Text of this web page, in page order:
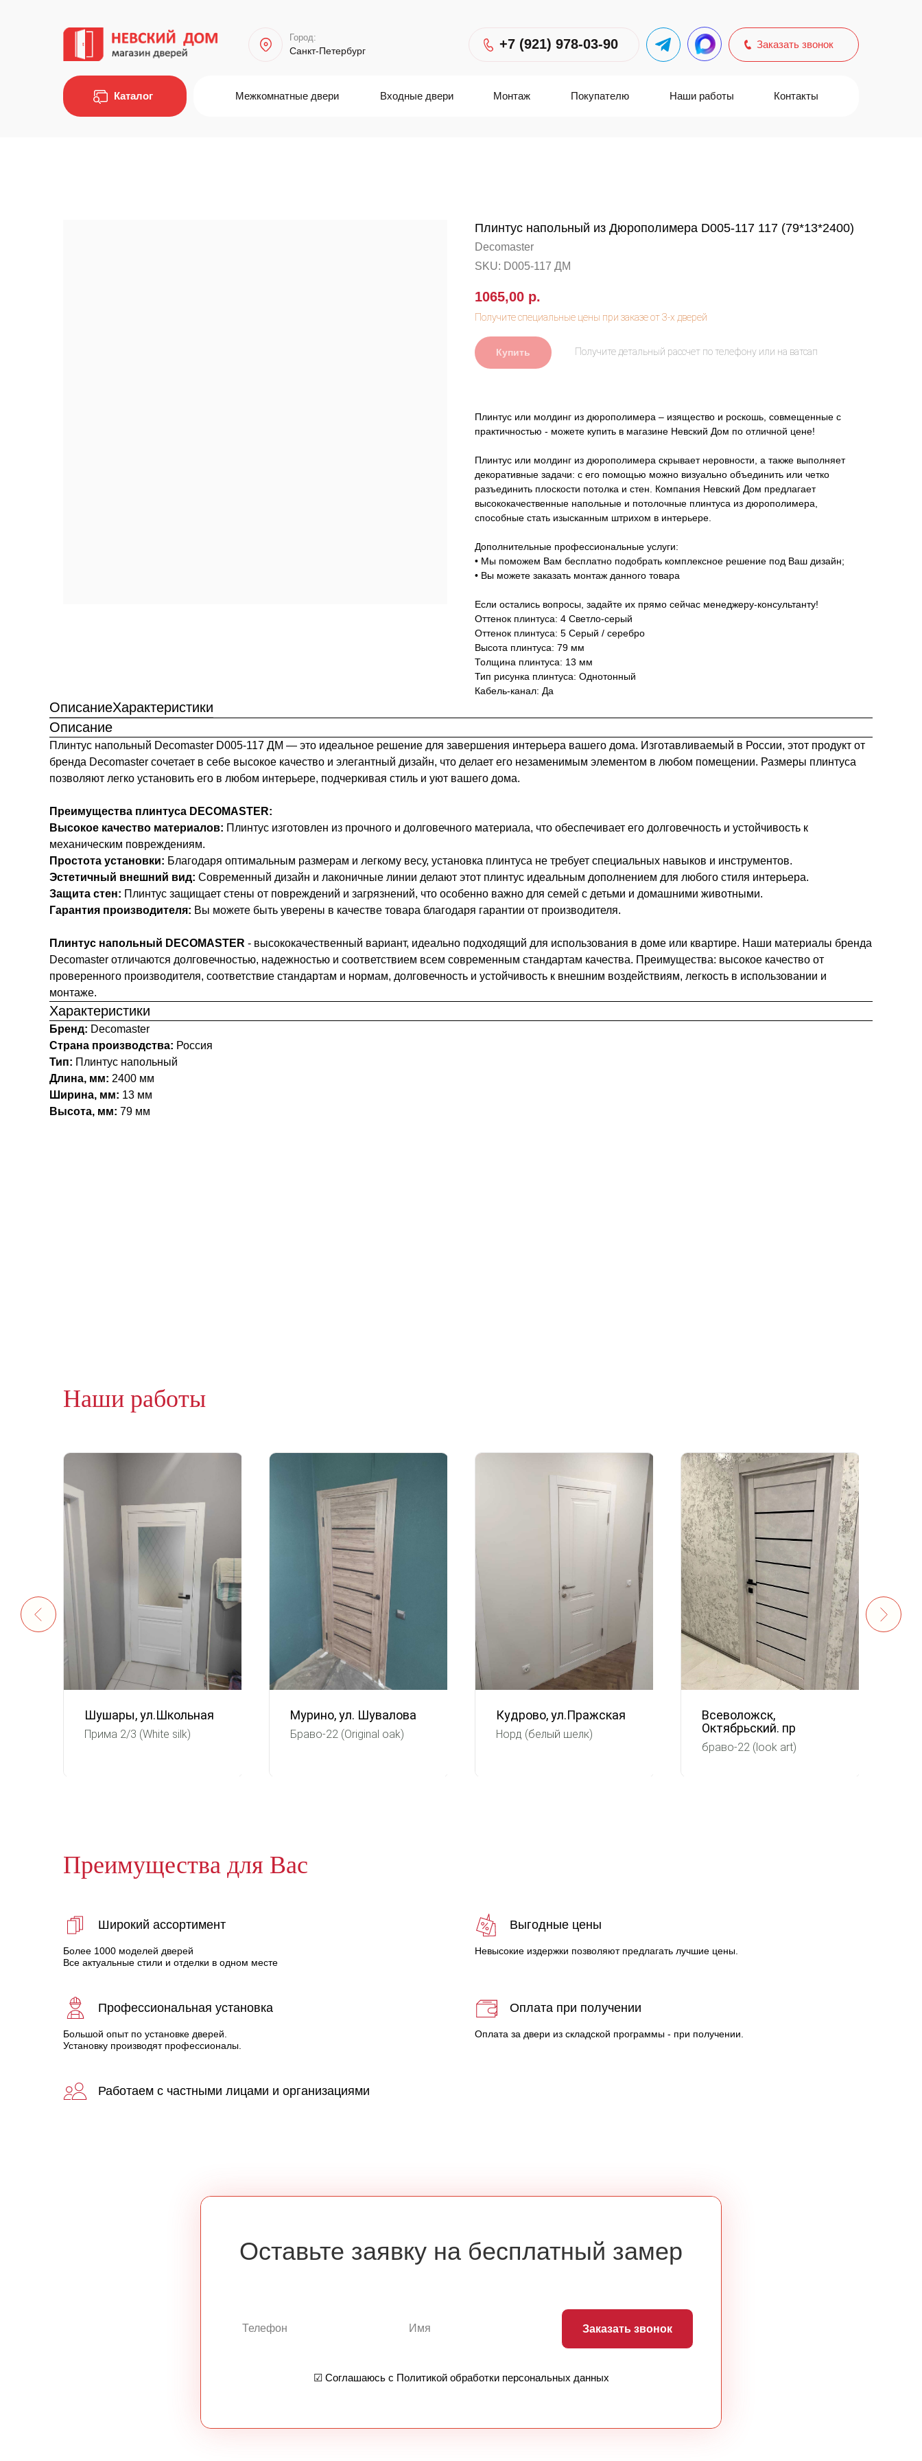
Город:
Санкт-Петербург
Заказать звонок
+7 (921) 978-03-90
Каталог Контакты
Наши работы
Покупателю
Монтаж
Входные двери
Межкомнатные двери
Плинтус напольный из Дюрополимера D005-117 117 (79*13*2400)
Decomaster
SKU: D005-117 ДМ
1065,00 р.
Купить
Плинтус или молдинг из дюрополимера – изящество и роскошь, совмещенные с
практичностью - можете купить в магазине Невский Дом по отличной цене!
Плинтус или молдинг из дюрополимера скрывает неровности, а также выполняет
декоративные задачи: с его помощью можно визуально объединить или четко
разъединить плоскости потолка и стен. Компания Невский Дом предлагает
высококачественные напольные и потолочные плинтуса из дюрополимера,
способные стать изысканным штрихом в интерьере.
Дополнительные профессиональные услуги:
• Мы поможем Вам бесплатно подобрать комплексное решение под Ваш дизайн;
• Вы можете заказать монтаж данного товара
Если остались вопросы, задайте их прямо сейчас менеджеру-консультанту!
Оттенок плинтуса: 4 Светло-серый
Оттенок плинтуса: 5 Серый / серебро
Высота плинтуса: 79 мм
Толщина плинтуса: 13 мм
Тип рисунка плинтуса: Однотонный
Кабель-канал: Да
ОписаниеХарактеристики
Описание
Плинтус напольный Decomaster D005-117 ДМ — это идеальное решение для завершения интерьера вашего дома. Изготавливаемый в России, этот продукт от
бренда Decomaster сочетает в себе высокое качество и элегантный дизайн, что делает его незаменимым элементом в любом помещении. Размеры плинтуса
позволяют легко установить его в любом интерьере, подчеркивая стиль и уют вашего дома.
Преимущества плинтуса DECOMASTER:
Высокое качество материалов: Плинтус изготовлен из прочного и долговечного материала, что обеспечивает его долговечность и устойчивость к
механическим повреждениям.
Простота установки: Благодаря оптимальным размерам и легкому весу, установка плинтуса не требует специальных навыков и инструментов.
Эстетичный внешний вид: Современный дизайн и лаконичные линии делают этот плинтус идеальным дополнением для любого стиля интерьера.
Защита стен: Плинтус защищает стены от повреждений и загрязнений, что особенно важно для семей с детьми и домашними животными.
Гарантия производителя: Вы можете быть уверены в качестве товара благодаря гарантии от производителя.
Плинтус напольный DECOMASTER - высококачественный вариант, идеально подходящий для использования в доме или квартире. Наши материалы бренда
Decomaster отличаются долговечностью, надежностью и соответствием всем современным стандартам качества. Преимущества: высокое качество от
проверенного производителя, соответствие стандартам и нормам, долговечность и устойчивость к внешним воздействиям, легкость в использовании и
монтаже.
Характеристики
Бренд: Decomaster
Страна производства: Россия
Тип: Плинтус напольный
Длина, мм: 2400 мм
Ширина, мм: 13 мм
Высота, мм: 79 мм
Наши работы
Шушары, ул.Школьная
Прима 2/3 (White silk)
Мурино, ул. Шувалова
Браво-22 (Original oak)
Кудрово, ул.Пражская
Норд (белый шелк)
Всеволожск,
Октябрьский. пр
браво-22 (look art)
Преимущества для Вас
Широкий ассортимент
Более 1000 моделей дверей
Все актуальные стили и отделки в одном месте
Выгодные цены
Невысокие издержки позволяют предлагать лучшие цены.
Профессиональная установка
Большой опыт по установке дверей.
Установку производят профессионалы.
Оплата при получении
Оплата за двери из складской программы - при получении.
Работаем с частными лицами и организациями
Оставьте заявку на бесплатный замер
Заказать звонок
☑ Соглашаюсь с Политикой обработки персональных данных